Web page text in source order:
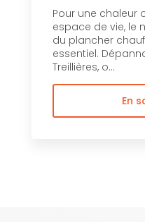
Pour une chaleur
espace de vie, le
du plancher
essentiel.
Treillières, o...
En